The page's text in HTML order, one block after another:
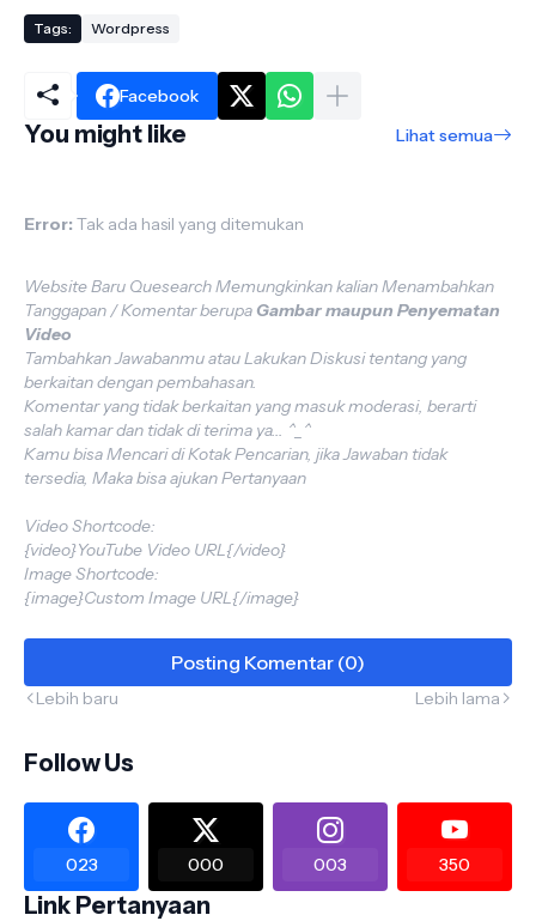
Tags: Wordpress
Facebook
You might like Lihat semua
Error: Tak ada hasil yang ditemukan
Website Baru Quesearch Memungkinkan kalian Menambahkan
Tanggapan / Komentar berupa Gambar maupun Penyematan
Video
Tambahkan Jawabanmu atau Lakukan Diskusi tentang yang
berkaitan dengan pembahasan.
Komentar yang tidak berkaitan yang masuk moderasi, berarti
salah kamar dan tidak di terima ya... ^_^
Kamu bisa Mencari di Kotak Pencarian, jika Jawaban tidak
tersedia, Maka bisa ajukan Pertanyaan
Video Shortcode:
{video}YouTube Video URL{/video}
Image Shortcode:
{image}Custom Image URL{/image}
Posting Komentar (0)
Lebih baru Lebih lama
Follow Us
023 000 003 350
Link Pertanyaan